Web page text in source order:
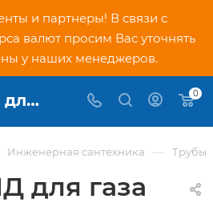
и партнеры! В связи с
валют просим Вас уточнять
у наших менеджеров.
Трубы ПНД для газа купить в Москве - цены на полиэтиленовые газовые трубы ПНД в интернет-магазине PNDtech.ru 0
Инженерная сантехника — Трубы
для газа